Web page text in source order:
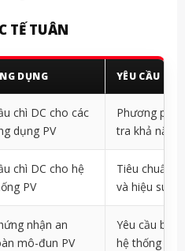
TẾ TUÂN
DỤNG YÊU CẦU
chì DC cho các
dụng PV
Phương
tra khả năng
chì DC cho hệ
PV
Tiêu chuẩn
và hiệu suất
nhận an
mô-đun PV
Yêu cầu bảo
hệ thống